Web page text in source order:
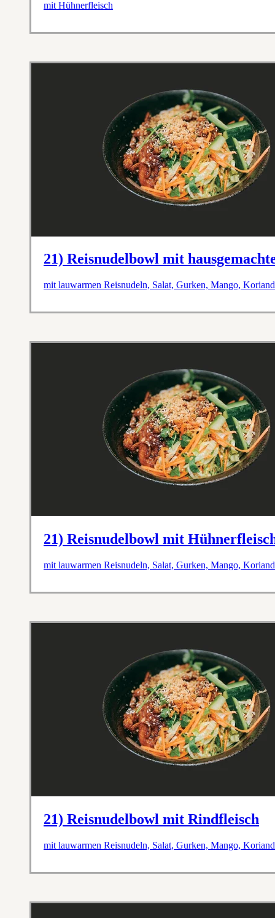
mit Hühnerfleisch
21) Reisnudelbowl mit
mit lauwarmen Reisnudeln, Salat, Gurken, Mango,
21) Reisnudelbowl mit
mit lauwarmen Reisnudeln, Salat, Gurken, Mango,
21) Reisnudelbowl mit Rindfleisch
mit lauwarmen Reisnudeln, Salat, Gurken, Mango,